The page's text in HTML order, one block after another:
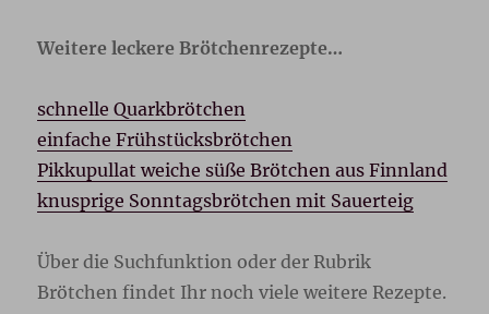
Weitere leckere Brötchenrezepte…
schnelle Quarkbrötchen
einfache Frühstücksbrötchen
Pikkupullat weiche süße Brötchen aus Finnland
knusprige Sonntagsbrötchen mit Sauerteig
Über die Suchfunktion oder der Rubrik
Brötchen findet Ihr noch viele weitere Rezepte.